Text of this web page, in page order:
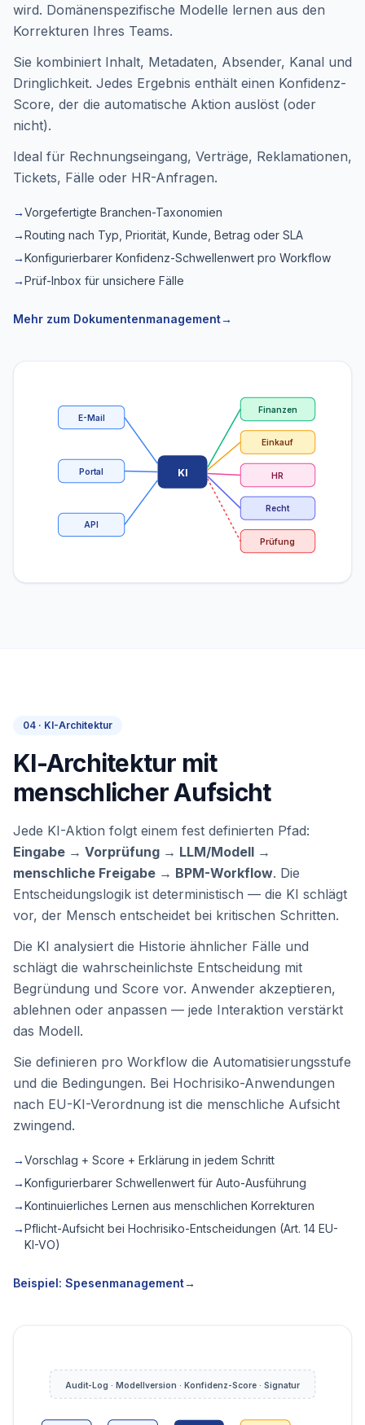
wird. Domänenspezifische Modelle lernen aus den
Korrekturen Ihres Teams.
Sie kombiniert Inhalt, Metadaten, Absender, Kanal und
Dringlichkeit. Jedes Ergebnis enthält einen Konfidenz-
Score, der die automatische Aktion auslöst (oder
nicht).
Ideal für Rechnungseingang, Verträge, Reklamationen,
Tickets, Fälle oder HR-Anfragen.
→Vorgefertigte Branchen-Taxonomien
→Routing nach Typ, Priorität, Kunde, Betrag oder SLA
→Konfigurierbarer Konfidenz-Schwellenwert pro Workflow
→Prüf-Inbox für unsichere Fälle
Mehr zum Dokumentenmanagement→
KI
E-Mail
Portal
API
Finanzen
Einkauf
HR
Recht
Prüfung
Audit-Log · Modellversion · Konfidenz-Score · Signatur
04 · KI-Architektur
KI-Architektur mit
menschlicher Aufsicht
Jede KI-Aktion folgt einem fest definierten Pfad:
Eingabe → Vorprüfung → LLM/Modell →
menschliche Freigabe → BPM-Workflow. Die
Entscheidungslogik ist deterministisch — die KI schlägt
vor, der Mensch entscheidet bei kritischen Schritten.
Die KI analysiert die Historie ähnlicher Fälle und
schlägt die wahrscheinlichste Entscheidung mit
Begründung und Score vor. Anwender akzeptieren,
ablehnen oder anpassen — jede Interaktion verstärkt
das Modell.
Sie definieren pro Workflow die Automatisierungsstufe
und die Bedingungen. Bei Hochrisiko-Anwendungen
nach EU-KI-Verordnung ist die menschliche Aufsicht
zwingend.
→Vorschlag + Score + Erklärung in jedem Schritt
→Konfigurierbarer Schwellenwert für Auto-Ausführung
→Kontinuierliches Lernen aus menschlichen Korrekturen
→Pflicht-Aufsicht bei Hochrisiko-Entscheidungen (Art. 14 EU-
KI-VO)
Beispiel: Spesenmanagement→